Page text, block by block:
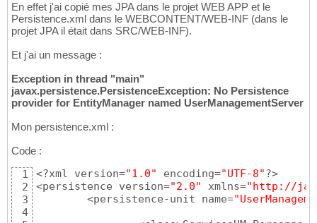
En effet j'ai copié mes JPA dans le projet WEB APP et le
Persistence.xml dans le WEBCONTENT/WEB-INF (dans le
projet JPA il était dans SRC/WEB-INF).
Et j'ai un message :
Exception in thread "main"
javax.persistence.PersistenceException: No Persistence
provider for EntityManager named UserManagementServer
Mon persistence.xml :
Code :
1
2
3
4
<?xml version="1.0" encoding="UTF-8"?>
<persistence version="2.0" xmlns="http://
	<persistence-unit name=